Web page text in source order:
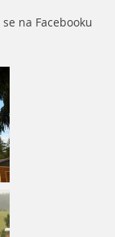
na Facebooku